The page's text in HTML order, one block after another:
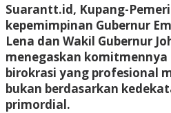
Suarantt.id, Kupang-
kepemimpinan Gubernur
Lena dan Wakil Gubernur
menegaskan
birokrasi yang profesional
bukan berdasarkan
primordial.